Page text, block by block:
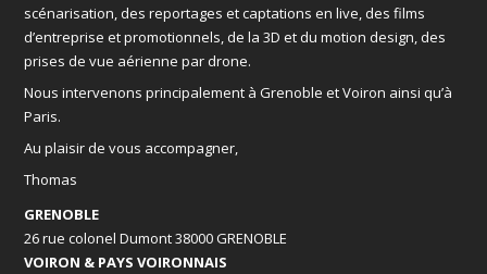
scénarisation, des reportages et captations en live, des films
d’entreprise et promotionnels, de la 3D et du motion design, des
prises de vue aérienne par drone.
Nous intervenons principalement à Grenoble et Voiron ainsi qu’à
Paris.
Au plaisir de vous accompagner,
Thomas
GRENOBLE
26 rue colonel Dumont 38000 GRENOBLE
VOIRON & PAYS VOIRONNAIS